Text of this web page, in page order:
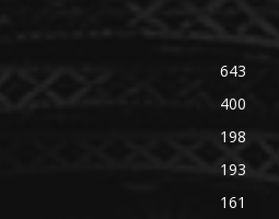
643
400
198
193
161